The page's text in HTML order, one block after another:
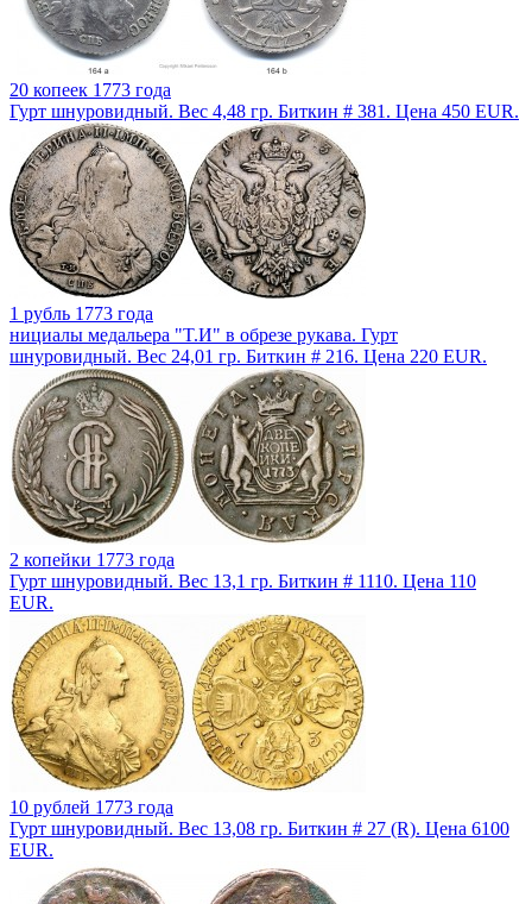
20 копеек 1773 года
Гурт шнуровидный. Вес 4,48 гр. Биткин # 381. Цена 450 EUR.
1 рубль 1773 года
нициалы медальера "T.И" в обрезе рукава. Гурт
шнуровидный. Вес 24,01 гр. Биткин # 216. Цена 220 EUR.
2 копейки 1773 года
Гурт шнуровидный. Вес 13,1 гр. Биткин # 1110. Цена 110
EUR.
10 рублей 1773 года
Гурт шнуровидный. Вес 13,08 гр. Биткин # 27 (R). Цена 6100
EUR.